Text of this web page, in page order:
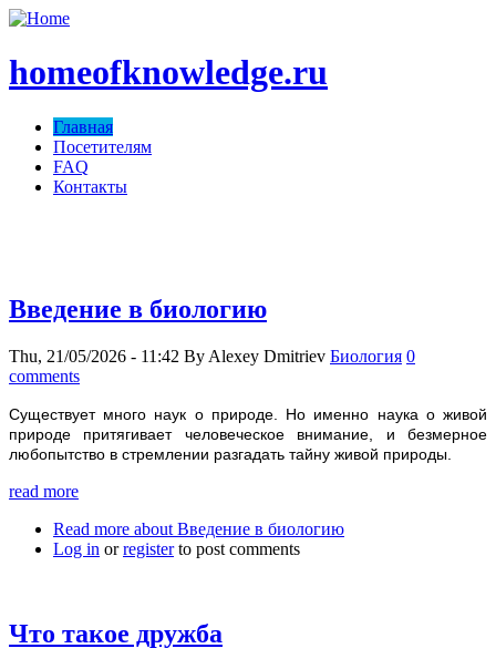
homeofknowledge.ru
Главная
Посетителям
FAQ
Контакты
Введение в биологию
Thu, 21/05/2026 - 11:42 By Alexey Dmitriev Биология 0
comments
Существует много наук о природе. Но именно наука о живой
природе притягивает человеческое внимание, и безмерное
любопытство в стремлении разгадать тайну живой природы.
read more
Read more about Введение в биологию
Log in orregisterto post comments
Что такое дружба